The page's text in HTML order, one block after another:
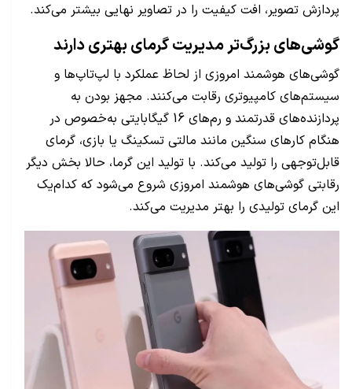
پردازش تصویر، افت کیفیت را در تصاویر نهایی بیشتر می‌کند.
گوشی‌های بزرگ‌تر مدیریت گرمای بهتری دارند
گوشی‌های هوشمند امروزی از لحاظ عملکرد با لپ‌تاپ‌ها و
سیستم‌های کامپیوتری رقابت می‌کنند. مجهز بودن به
پردازنده‌های قدرتمند و رم‌های 16 گیگابایتی به‌خصوص در
هنگام کارهای سنگین مانند مالتی تسکینگ یا بازی، گرمای
قابل‌توجهی را تولید می‌کند. با تولید این گرما، حالا بخش دیگر
رقابتی گوشی‌های هوشمند امروزی شروع می‌شود که کدام‌یک
این گرمای تولیدی را بهتر مدیریت می‌کند.